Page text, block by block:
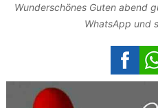
Wunderschönes Guten abend
WhatsApp und